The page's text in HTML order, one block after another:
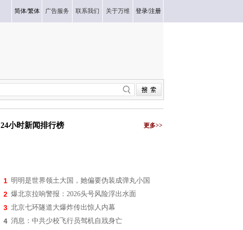
简体/繁体 广告服务 联系我们 关于万维 登录/注册
24小时新闻排行榜 更多>>
1 明明是世界领土大国，她偏要伪装成弹丸小国
2 爆北京拉响警报：2026头号风险浮出水面
3 北京七环隧道大爆炸传出惊人内幕
4 消息：中共少校飞行员驾机自戕身亡